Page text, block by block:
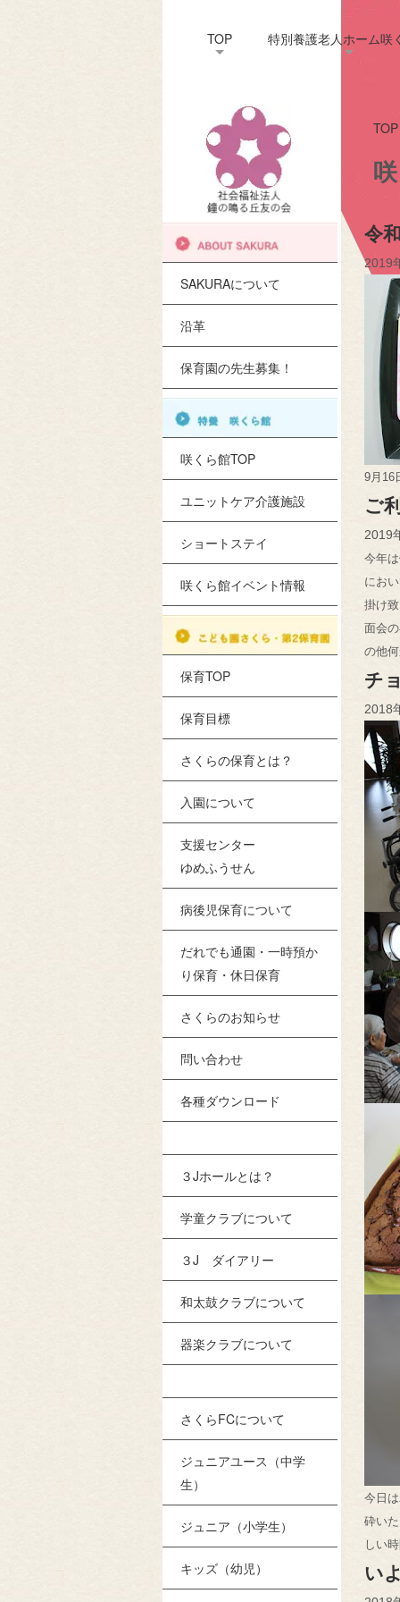
TOP 特別養護老人ホーム咲
TOP
令
2019
9月 16
ご
2019
今年
にお
掛け
面会
の他
チ
2018
今日
砕い
しい
い
SAKURAについて
沿革
保育園の先生募集！
咲くら館TOP
ユニットケア介護施設
ショートステイ
咲くら館イベント情報
保育TOP
保育目標
さくらの保育とは？
入園について
支援センター
ゆめふうせん
病後児保育について
だれでも通園・一時預か
り保育・休日保育
さくらのお知らせ
問い合わせ
各種ダウンロード
３Jホールとは？
学童クラブについて
３J ダイアリー
和太鼓クラブについて
器楽クラブについて
さくらFCについて
ジュニアユース（中学
生）
ジュニア（小学生）
キッズ（幼児）